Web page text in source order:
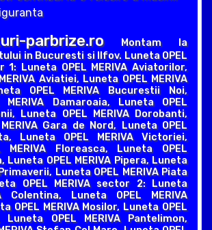
parbrize.roMontam la
in Bucuresti si Ilfov. Luneta OPEL
1: Luneta OPEL MERIVA Aviatorilor,
Aviatiei, Luneta OPEL MERIVA
OPEL MERIVA Bucurestii Noi,
MERIVA Damaroaia, Luneta OPEL
Luneta OPEL MERIVA Dorobanti,
Gara de Nord, Luneta OPEL
Luneta OPEL MERIVA Victoriei,
MERIVA Floreasca, Luneta OPEL
Luneta OPEL MERIVA Pipera, Luneta
Primaverii, Luneta OPEL MERIVA Piata
OPEL MERIVA sector 2: Luneta
Colentina, Luneta OPEL MERIVA
OPEL MERIVA Mosilor, Luneta OPEL
Luneta OPEL MERIVA Pantelimon,